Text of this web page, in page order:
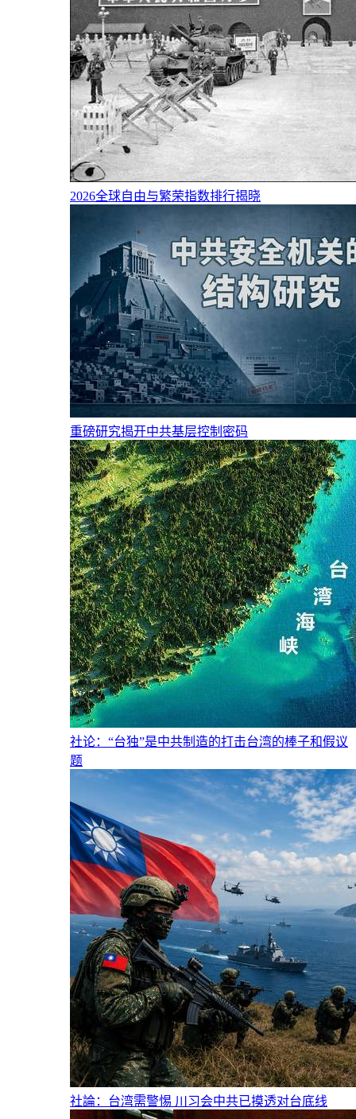
2026全球自由与繁荣指数排行揭晓
重磅研究揭开中共基层控制密码
社论：“台独”是中共制造的打击台湾的棒子和假议
题
社論：台湾需警惕 川习会中共已摸透对台底线